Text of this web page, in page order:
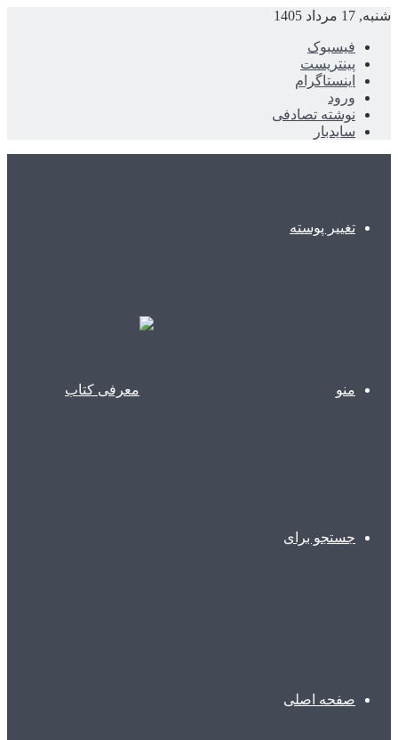
شنبه, 17 مرداد 1405
فیسبوک
پینتریست
اینستاگرام
ورود
نوشته تصادفی
سایدبار
تغییر پوسته
منو
جستجو برای
صفحه اصلی